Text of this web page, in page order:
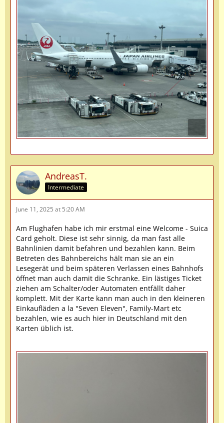
AndreasT.
Intermediate
June 11, 2025 at 5:20 AM
Am Flughafen habe ich mir erstmal eine Welcome - Suica
Card geholt. Diese ist sehr sinnig, da man fast alle
Bahnlinien damit befahren und bezahlen kann. Beim
Betreten des Bahnbereichs hält man sie an ein
Lesegerät und beim späteren Verlassen eines Bahnhofs
öffnet man auch damit die Schranke. Ein lästiges Ticket
ziehen am Schalter/oder Automaten entfällt daher
komplett. Mit der Karte kann man auch in den kleineren
Einkaufläden a la "Seven Eleven", Family-Mart etc
bezahlen, wie es auch hier in Deutschland mit den
Karten üblich ist.